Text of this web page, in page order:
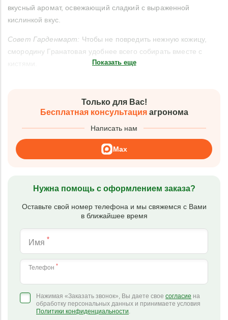
вкусный аромат, освежающий сладкий с выраженной
кислинкой вкус.
Совет Гарденмарт: Чтобы не повредить нежную кожицу,
смородину Гранатовая удобнее всего собирать вместе с
Показать еще
Только для Вас!
Бесплатная консультацияагронома
Написать нам
Max
Нужна помощь с оформлением заказа?
Оставьте свой номер телефона и мы свяжемся с Вами
в ближайшее время
Имя *
Телефон *
Нажимая «Заказать звонок», Вы даете свое согласие на
обработку персональных данных и принимаете условия
Политики конфиденциальности.